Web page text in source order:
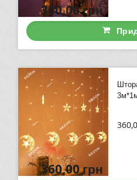
360,00грн
360,00грн